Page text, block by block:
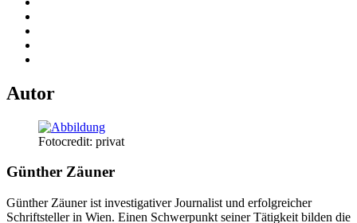
Autor
Fotocredit: privat
Günther Zäuner
Günther Zäuner ist investigativer Journalist und erfolgreicher
Schriftsteller in Wien. Einen Schwerpunkt seiner Tätigkeit bilden die